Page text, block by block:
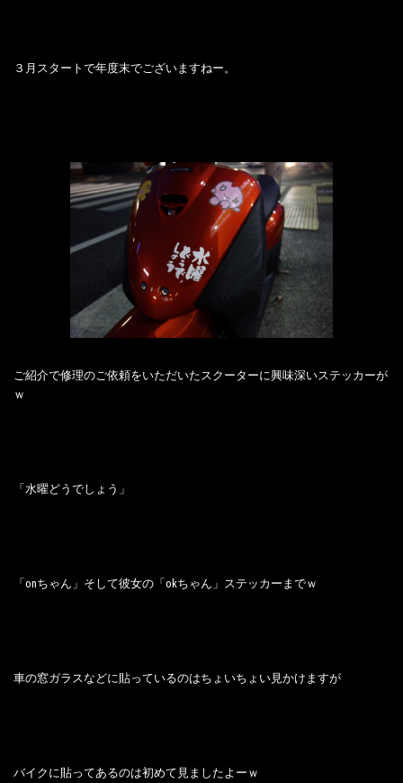
３月スタートで年度末でございますねー。
ご紹介で修理のご依頼をいただいたスクーターに興味深いステッカーが
ｗ
「水曜どうでしょう」
「onちゃん」そして彼女の「okちゃん」ステッカーまでｗ
車の窓ガラスなどに貼っているのはちょいちょい見かけますが
バイクに貼ってあるのは初めて見ましたよーｗ